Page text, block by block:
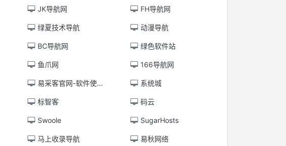
JK导航网 FH导航网
绿夏技术导航 动漫导航
BC导航网 绿色软件站
鱼爪网 166导航网
易采客官网-软件使... 系统城
标智客 码云
Swoole SugarHosts
马上收录导航 易秋网络